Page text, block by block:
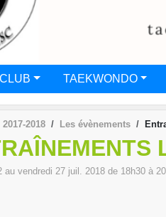
TAEKWONDO
2017-2018 Les évènements
au vendredi 27 juil. 2018 de 18h30 à